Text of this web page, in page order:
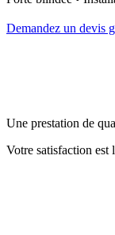
Demandez un devis
Une prestation de
Votre satisfaction est